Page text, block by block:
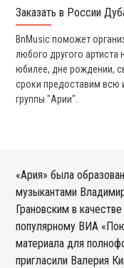
Заказать в России
BnMusic поможет
любого другого
юбилее, дне рождении,
сроки предоставим всю
группы "Арии".
«Ария» была
музыкантами
Грановским в
популярному ВИА
материала для
пригласили Валерия